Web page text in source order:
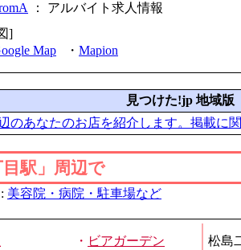
： アルバイト求人情報
]
Map ・ Mapion
見つけた!jp 地域版
のあなたのお店を紹介します。掲載に
目駅」周辺で
: 美容院・病院・駐車場など
・ ビアガーデン
松島